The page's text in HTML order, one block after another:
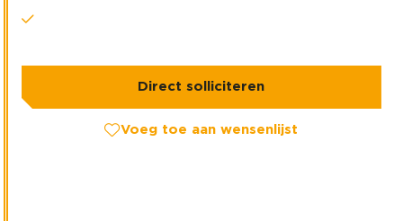
Direct solliciteren
Voeg toe aan wensenlijst